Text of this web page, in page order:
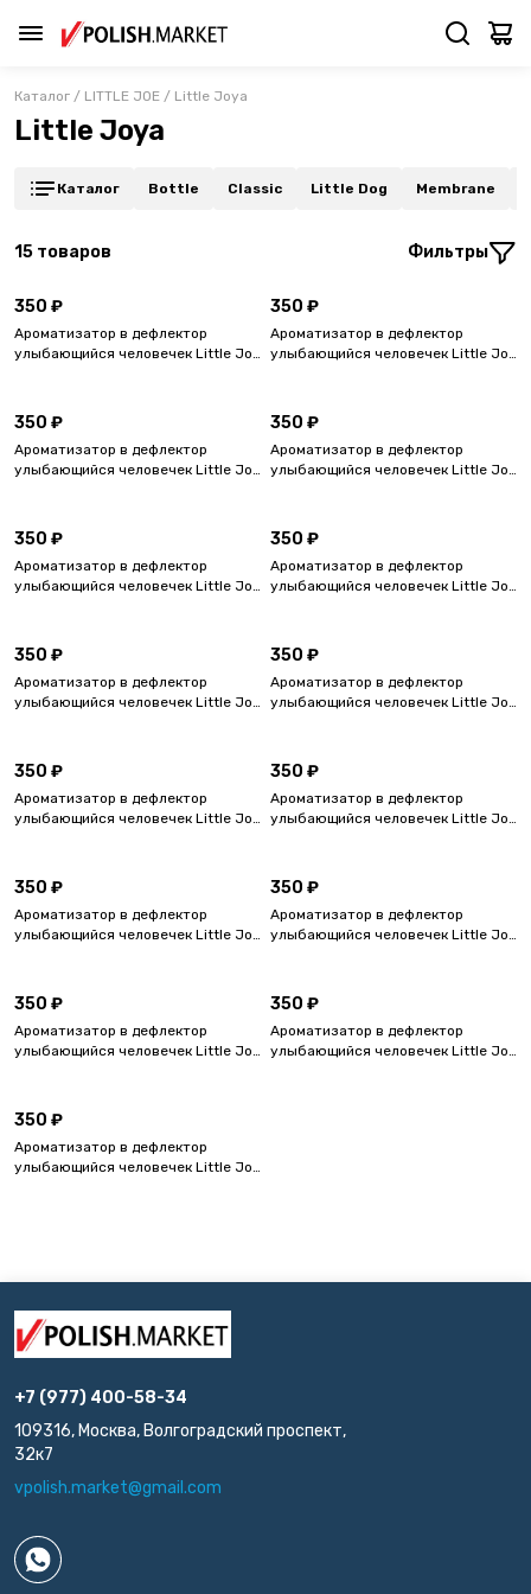
Каталог / LITTLE JOE / Little Joya
Little Joya
Каталог Bottle Classic Little Dog Membrane
15 товаров Фильтры
350 ₽
Ароматизатор в дефлектор
улыбающийся человечек Little Joe
350 ₽
Ароматизатор в дефлектор
улыбающийся человечек Little Joe
350 ₽
Ароматизатор в дефлектор
улыбающийся человечек Little Joe
350 ₽
Ароматизатор в дефлектор
улыбающийся человечек Little Joe
350 ₽
Ароматизатор в дефлектор
улыбающийся человечек Little Joe
350 ₽
Ароматизатор в дефлектор
улыбающийся человечек Little Joe
350 ₽
Ароматизатор в дефлектор
улыбающийся человечек Little Joe
350 ₽
Ароматизатор в дефлектор
улыбающийся человечек Little Joe
350 ₽
Ароматизатор в дефлектор
улыбающийся человечек Little Joe
350 ₽
Ароматизатор в дефлектор
улыбающийся человечек Little Joe
350 ₽
Ароматизатор в дефлектор
улыбающийся человечек Little Joe
350 ₽
Ароматизатор в дефлектор
улыбающийся человечек Little Joe
350 ₽
Ароматизатор в дефлектор
улыбающийся человечек Little Joe
350 ₽
Ароматизатор в дефлектор
улыбающийся человечек Little Joe
350 ₽
Ароматизатор в дефлектор
улыбающийся человечек Little Joe
+7 (977) 400-58-34
109316, Москва, Волгоградский проспект,
32к7
vpolish.market@gmail.com